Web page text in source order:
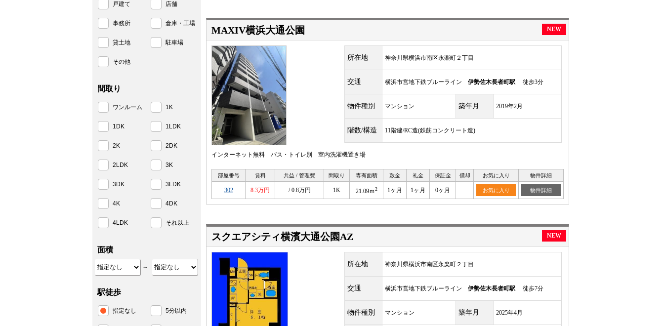
MAXIV横浜大通公園 NEW
所在地 神奈川県横浜市南区永楽町２丁目
交通 横浜市営地下鉄ブルーライン 伊勢佐木長者町駅 徒歩3分
物件種別 マンション 築年月 2019年2月
階数/構造 11階建/RC造(鉄筋コンクリート造)
インターネット無料 バス・トイレ別 室内洗濯機置き場
部屋番号 賃料 共益 / 管理費 間取り 専有面積 敷金 礼金 保証金 償却 お気に入り 物件詳細
302 8.3万円 / 0.8万円 1K 21.09ｍ2 1ヶ月 1ヶ月 0ヶ月 お気に入り 物件詳細
スクエアシティ横濱大通公園AZ NEW
所在地 神奈川県横浜市南区永楽町２丁目
交通 横浜市営地下鉄ブルーライン 伊勢佐木長者町駅 徒歩7分
物件種別 マンション 築年月 2025年4月
戸建て 店舗
事務所 倉庫・工場
貸土地 駐車場
その他
間取り
ワンルーム 1K
1DK 1LDK
2K 2DK
2LDK 3K
3DK 3LDK
4K 4DK
4LDK それ以上
面積
～
駅徒歩
指定なし 5分以内